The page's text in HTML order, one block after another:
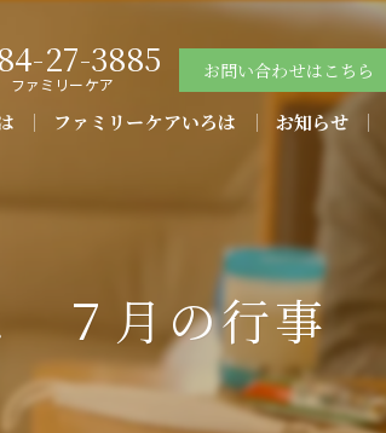
27-3885
ファミリーケア
お問い合わせはこちら
ファミリーケアいろは お知らせ
７月の行事